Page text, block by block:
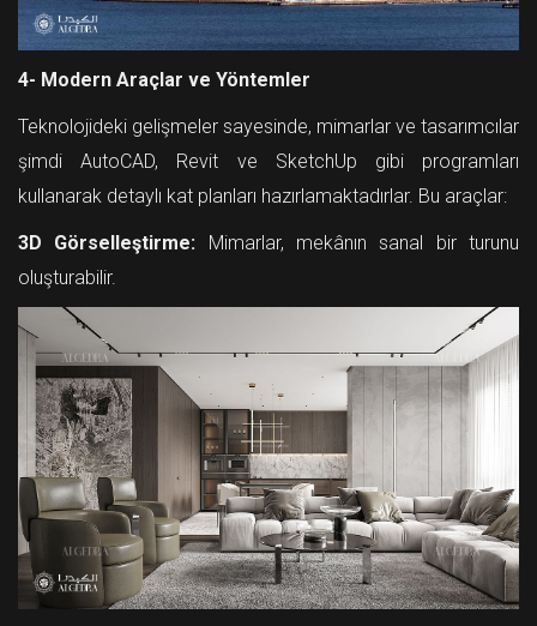
4- Modern Araçlar ve Yöntemler
Teknolojideki gelişmeler sayesinde, mimarlar ve tasarımcılar
şimdi AutoCAD, Revit ve SketchUp gibi programları
kullanarak detaylı kat planları hazırlamaktadırlar. Bu araçlar:
3D Görselleştirme: Mimarlar, mekânın sanal bir turunu
oluşturabilir.